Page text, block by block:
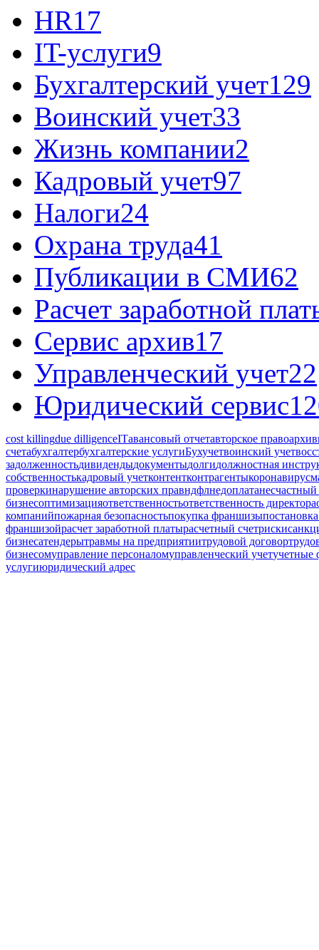
HR17
IT-услуги9
Бухгалтерский учет129
Воинский учет33
Жизнь компании2
Кадровый учет97
Налоги24
Охрана труда41
Публикации в СМИ62
Расчет заработной
Сервис архив17
Управленческий учет22
Юридический сервис
cost killingdue dilligenceITавансовый отчетавторское право
счетабухгалтербухгалтерские услугиБухучетвоинский учет
задолженностьдивидендыдокументыдолгидолжностная
собственностькадровый учетконтентконтрагентыкоронавирус
проверкинарушение авторских правндфлнедоплатанесчастный
бизнесоптимизацияответственностьответственность директора
компанийпожарная безопасностьпокупка франшизы
франшизойрасчет заработной платырасчетный счетриски
бизнесатендерытравмы на предприятиитрудовой договор
бизнесомуправление персоналомуправленческий учетучетные
услугиюридический адрес